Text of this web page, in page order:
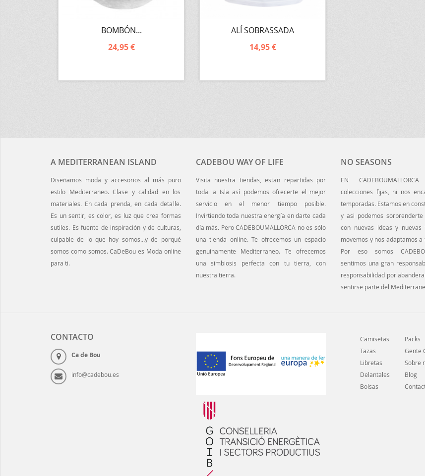
BOMBÓN...
24,95 €
ALÍ SOBRASSADA
14,95 €
A MEDITERRANEAN ISLAND
Diseñamos moda y accesorios al más puro
estilo Mediterraneo. Clase y calidad en los
materiales. En cada prenda, en cada detalle.
Es un sentir, es color, es luz que crea formas
sutiles. Es fuente de inspiración y de culturas,
culpable de lo que hoy somos…y de porqué
somos como somos. CaDeBou es Moda online
para ti.
CADEBOU WAY OF LIFE
Visita nuestra tiendas, estan repartidas por
toda la Isla así podemos ofrecerte el mejor
servicio en el menor tiempo posible.
Invirtiendo toda nuestra energía en darte cada
día más. Pero CADEBOUMALLORCA no es sólo
una tienda online. Te ofrecemos un espacio
genuinamente Mediterraneo. Te ofrecemos
una simbiosis perfecta con tu tierra, con
nuestra tierra.
NO SEASONS
EN
colecciones fijas, ni nos
temporadas. Estamos en
y asi podemos
con nuevas ideas y nuevas
movemos y nos adaptamos a
Por eso somos
sentimos una gran
responsabilidad por
sentirse parte del
CONTACTO
Ca de Bou
info@cadebou.es
Camisetas
Tazas
Libretas
Delantales
Bolsas
Packs
Gente
Sobre
Blog